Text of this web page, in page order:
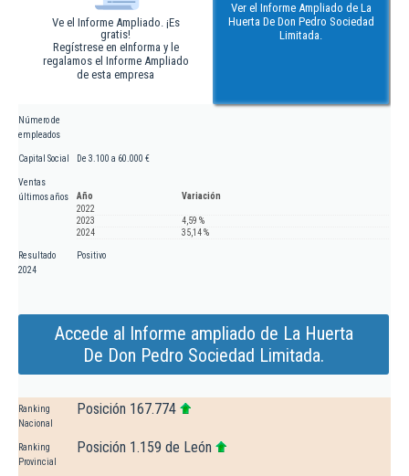
Ve el Informe Ampliado. ¡Es
gratis!
Regístrese en eInforma y le
regalamos el Informe Ampliado
de esta empresa
Ver el Informe Ampliado de La
Huerta De Don Pedro Sociedad
Limitada.
Número de
empleados
Capital Social De 3.100 a 60.000 €
Ventas
últimos años
Año
Variación
2022
2023
4,59 %
2024
35,14 %
Resultado
2024
Positivo
Accede al Informe ampliado de La Huerta
De Don Pedro Sociedad Limitada.
Ranking
Nacional
Posición 167.774
Ranking
Provincial
Posición 1.159 de León